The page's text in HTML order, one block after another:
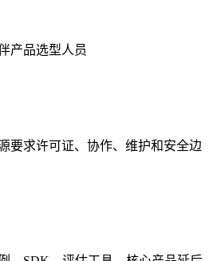
产品选型人员
要求许可证、协作、维护和安全边